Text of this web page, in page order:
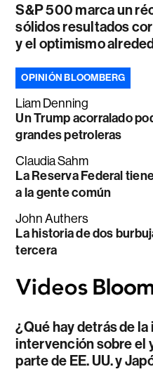
S&P 500 marca un
sólidos resultados
y el optimismo
OPINIÓN BLOOMBERG
Liam Denning
Un Trump acorralado
grandes petroleras
Claudia Sahm
La Reserva Federal
a la gente común
John Authers
La historia de dos
tercera
¿Qué hay detrás de la
intervención sobre el
parte de EE. UU. y